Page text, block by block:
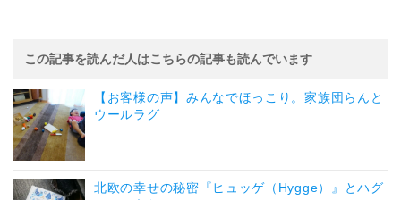
この記事を読んだ人はこちらの記事も読んでいます
【お客様の声】みんなでほっこり。家族団らんと
ウールラグ
北欧の幸せの秘密『ヒュッゲ（Hygge）』とハグ